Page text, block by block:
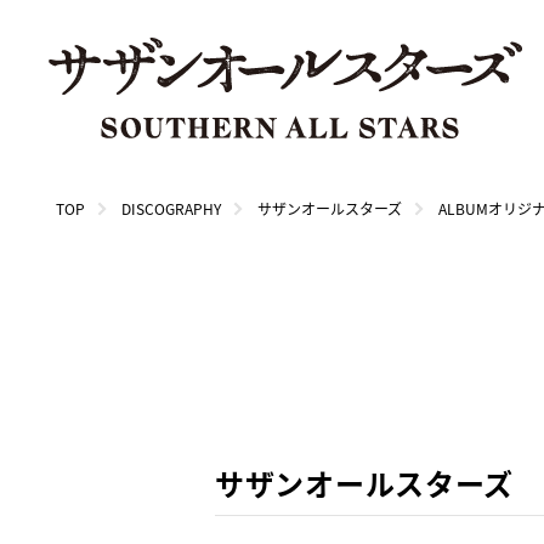
TOP DISCOGRAPHY サザンオールスターズ ALBUMオリジ
サザンオールスターズ